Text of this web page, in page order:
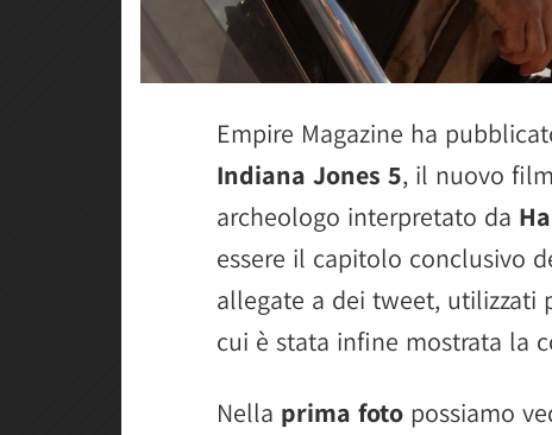
Empire Magazine ha
Indiana Jones 5, il nuovo
archeologo interpretato da
essere il capitolo conclusivo
allegate a dei tweet, utilizzati
cui è stata infine mostrata la
Nella prima foto possiamo